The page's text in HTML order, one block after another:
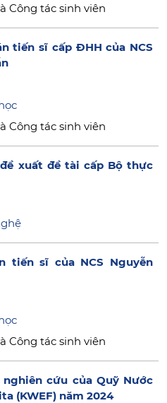
Công tác sinh viên
tiến sĩ cấp ĐHH của NCS
Công tác sinh viên
xuất đề tài cấp Bộ thực
tiến sĩ của NCS Nguyễn
Công tác sinh viên
cứu của Quỹ Nước
(KWEF) năm 2024